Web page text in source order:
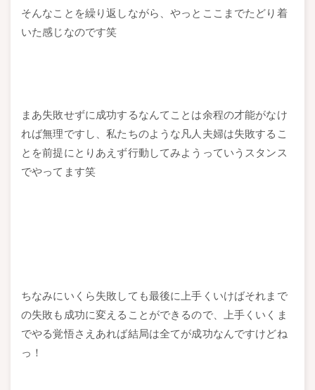
そんなことを繰り返しながら、やっとここまでたどり着
いた感じなのです笑
まあ失敗せずに成功するなんてことは余程の才能がなけ
れば無理ですし、私たちのような凡人夫婦は失敗するこ
とを前提にとりあえず行動してみようっていうスタンス
でやってます笑
ちなみにいくら失敗しても最後に上手くいけばそれまで
の失敗も成功に変えることができるので、上手くいくま
でやる覚悟さえあれば結局は全てが成功なんですけどね
っ！